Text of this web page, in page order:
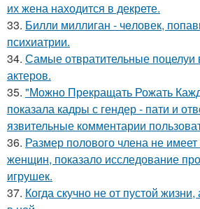
их жена находится в декрете.
33. Билли миллиган - чeловек,
психиатрии.
34. Самые отвратительные поцелуи
актеров.
35. "Можно Прекращать Рожать
показала кадры с гендер - пати и
язвительные комментарии
36. Размер полового члена не
женщин, показало исследование
игрушек.
37. Когда скучно не от пустой жизни,